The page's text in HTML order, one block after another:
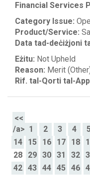
Financial Services
Category Issue:
Product/Service:
Data tad-deċiżjoni
Eżitu: Not Upheld
Reason: Merit
Rif. tal-Qorti tal-
<<
/a> 1 2 3 4
14
15 16 17 18
28
29 30 31 32
42
43 44 45 46